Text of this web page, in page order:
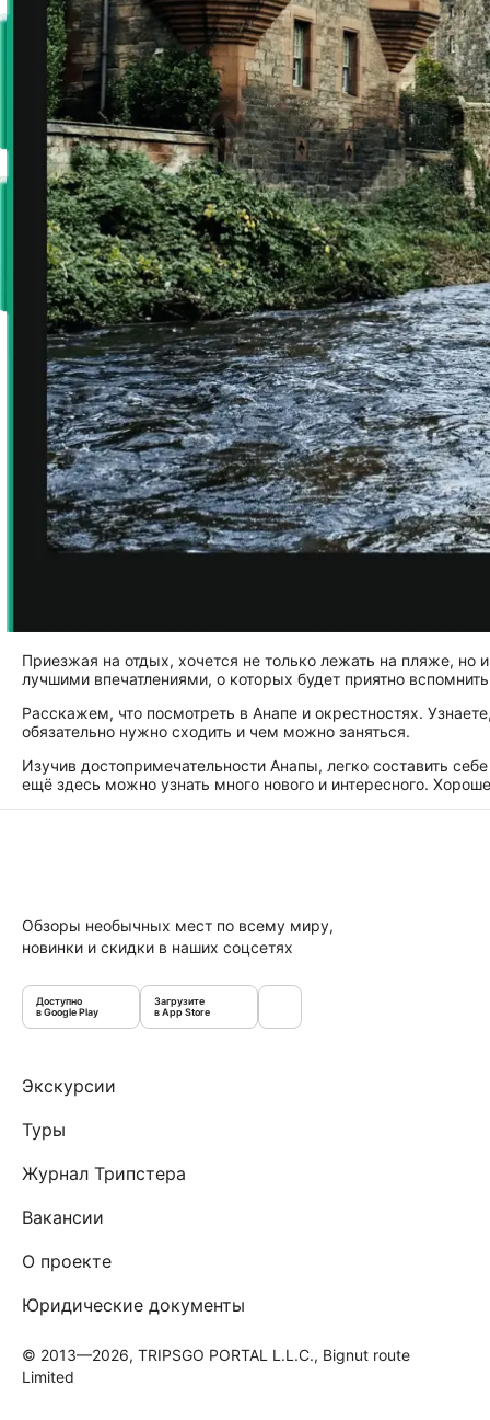
Приезжая на отдых, хочется не только лежать на пляже, но
лучшими впечатлениями, о которых будет приятно
Расскажем, что посмотреть в Анапе и окрестностях.
обязательно нужно сходить и чем можно заняться.
Изучив достопримечательности Анапы, легко составить
ещё здесь можно узнать много нового и интересного.
Обзоры необычных мест по всему миру,
новинки и скидки в наших соцсетях
Доступно
в Google Play
Загрузите
в App Store
Экскурсии
Туры
Журнал Трипстера
Вакансии
О проекте
Юридические документы
© 2013—2026, TRIPSGO PORTAL L.L.C., Bignut route
Limited